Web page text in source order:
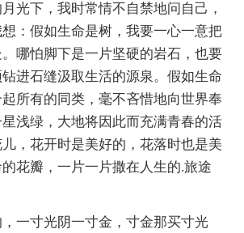
光下，我时常情不自禁地问自己，
：假如生命是树，我要一心一意把
哪怕脚下是一片坚硬的岩石，也要
进石缝汲取生活的源泉。假如生命
所有的同类，毫不吝惜地向世界奉
浅绿，大地将因此而充满青春的活
，花开时是美好的，花落时也是美
花瓣，一片一片撒在人生的.旅途
一寸光阴一寸金，寸金那买寸光